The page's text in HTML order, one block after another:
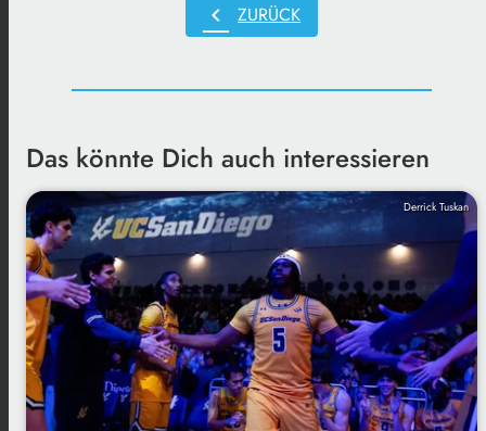
chevron_left ZURÜCK
Das könnte Dich auch interessieren
Derrick Tuskan